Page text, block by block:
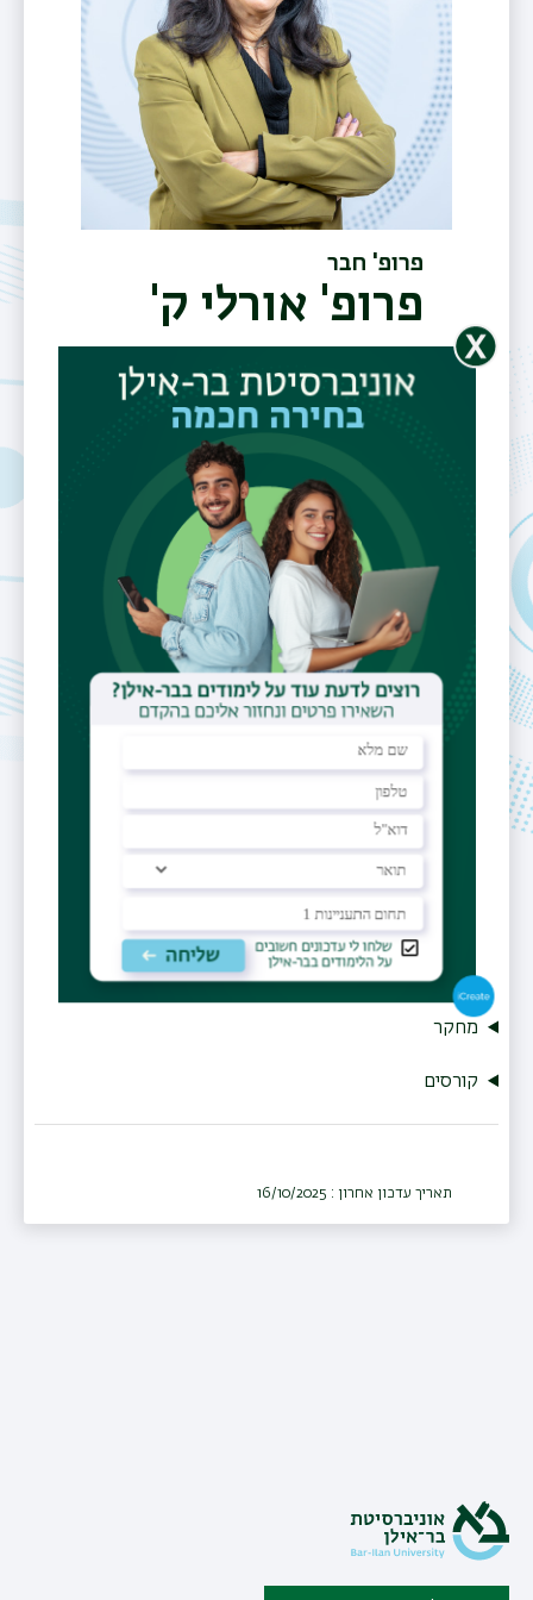
פרופ' חבר
פרופ' אורלי ק'
מירון
03-7384039
דוא"ל
Orly.Meron@biu.ac.il
משרד
בנין 502/11 חדר 3
שעות קבלה
בתאום מראש
אתר אישי
https://biu.academia.edu/OrlyCMeron
מחקר
קורסים
תאריך עדכון אחרון : 16/10/2025